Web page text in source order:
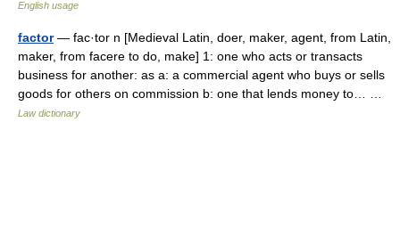
English usage
factor— fac·tor n [Medieval Latin, doer, maker, agent, from Latin,
maker, from facere to do, make] 1: one who acts or transacts
business for another: as a: a commercial agent who buys or sells
goods for others on commission b: one that lends money to… …
Law dictionary